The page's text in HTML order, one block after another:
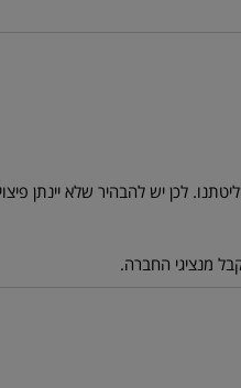
לכן יש להבהיר שלא יינתן